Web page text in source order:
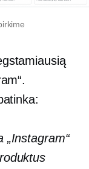
„Instagram“